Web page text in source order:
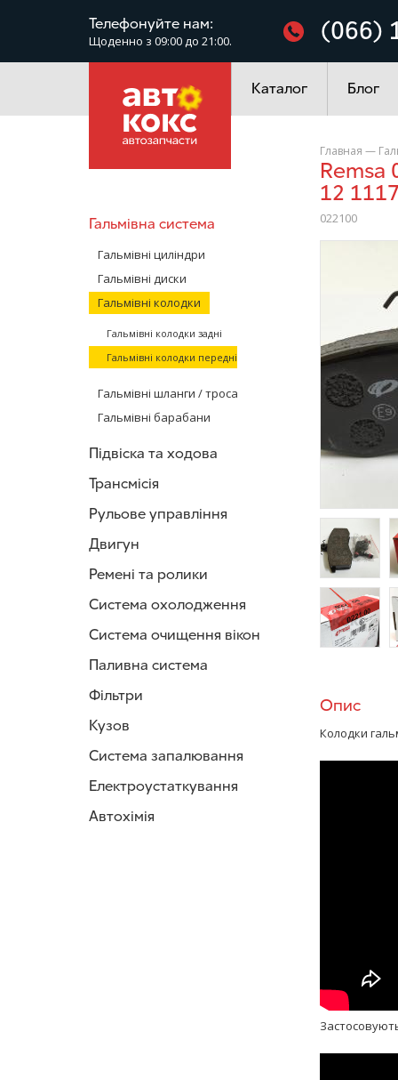
Телефонуйте нам:
Щоденно з 09:00 до 21:00. (066)
Каталог
Електроустаткування
Блог
Гальмівна система
Гальмівні циліндри
Гальмівні диски
Гальмівні колодки
Гальмівні колодки задні
Гальмівні колодки передні
Гальмівні шланги / троса
Гальмівні барабани
Підвіска та ходова
Трансмісія
Рульове управління
Двигун
Ремені та ролики
Система охолодження
Система очищення вікон
Паливна система
Фільтри
Кузов
Система запалювання
Електроустаткування
Автохімія
Главная —
Remsa 022100 Колодки гальмівні передні ВАЗ 2108-099 2110-
12
022100
/> /
Опис
Колодки